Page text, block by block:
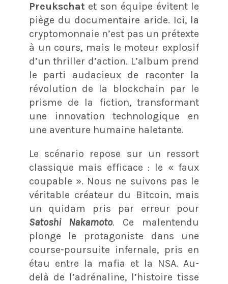
Preukschatet son équipe évitent le
piège du documentaire aride. Ici, la
cryptomonnaie n’est pas un prétexte
à un cours, mais le moteur explosif
d’un thriller d’action. L’album prend
le parti audacieux de raconter la
révolution de la blockchain par le
prisme de la fiction, transformant
une innovation technologique en
une aventure humaine haletante.
Le scénario repose sur un ressort
classique mais efficace : le « faux
coupable ». Nous ne suivons pas le
véritable créateur du Bitcoin, mais
un quidam pris par erreur pour
Satoshi Nakamoto. Ce malentendu
plonge le protagoniste dans une
course-poursuite infernale, pris en
étau entre la mafia et la NSA. Au-
delà de l’adrénaline, l’histoire tisse